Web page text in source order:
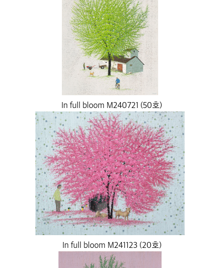
In full bloom M240721 (50호)
In full bloom M241123 (20호)